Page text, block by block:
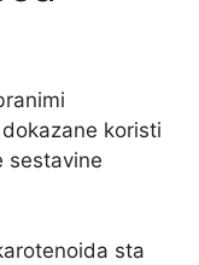
koristi
sestavine
sta